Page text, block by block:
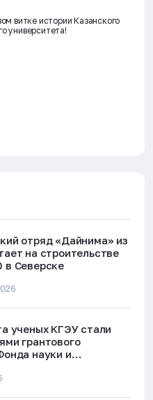
витке истории Казанского
университета!
отряд «Дайнима» из
на строительстве
Северске
ученых КГЭУ стали
грантового
науки и